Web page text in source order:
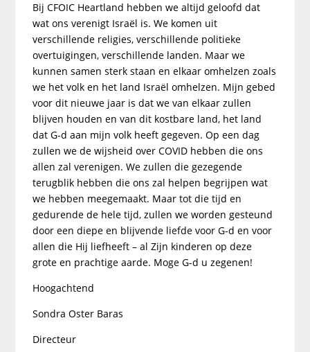
Bij CFOIC Heartland hebben we altijd geloofd dat
wat ons verenigt Israël is. We komen uit
verschillende religies, verschillende politieke
overtuigingen, verschillende landen. Maar we
kunnen samen sterk staan en elkaar omhelzen zoals
we het volk en het land Israël omhelzen. Mijn gebed
voor dit nieuwe jaar is dat we van elkaar zullen
blijven houden en van dit kostbare land, het land
dat G-d aan mijn volk heeft gegeven. Op een dag
zullen we de wijsheid over COVID hebben die ons
allen zal verenigen. We zullen die gezegende
terugblik hebben die ons zal helpen begrijpen wat
we hebben meegemaakt. Maar tot die tijd en
gedurende de hele tijd, zullen we worden gesteund
door een diepe en blijvende liefde voor G-d en voor
allen die Hij liefheeft – al Zijn kinderen op deze
grote en prachtige aarde. Moge G-d u zegenen!
Hoogachtend
Sondra Oster Baras
Directeur